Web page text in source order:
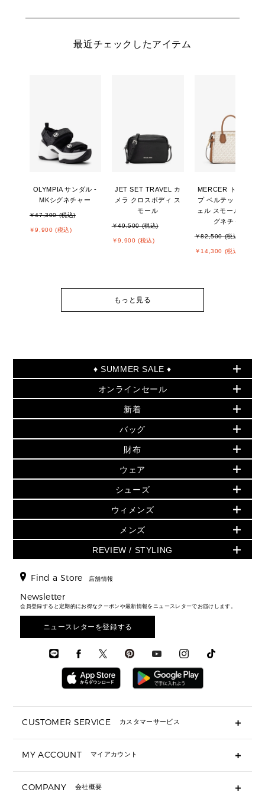
最近チェックしたアイテム
OLYMPIA サンダル -
MKシグネチャー
￥47,300 (税込)
￥9,900 (税込)
JET SET TRAVEL カ
メラ クロスボディ ス
モール
￥49,500 (税込)
￥9,900 (税込)
MERCER トップジッ
プ ベルテッド サッチ
ェル スモール - MKシ
グネチャー
￥82,500 (税込)
￥14,300 (税込)
もっと見る
♦ SUMMER SALE ♦
セールおすすめアイテム
▶ ウィメンズ
バッグ
小物
シューズ・靴
ウェア
アクセサリー
時計
▶ メンズ
バッグ
ウェア
アクセサリー
オンラインセール
PRODUCT OF THE MONTH - 今月の特別価格
再値下げアイテム
追加アイテム
▶ ウィメンズすべて(ウェア・シューズ除く)
バッグ
財布・小物
ウェア
シューズ
時計・ジュエリー
アクセサリー
メンズ バッグ
メンズ 財布・小物
メンズ シューズ
メンズ ウェア
メンズ 時計・その他
新着
夏のスタイル
▶ すべて
▶ ウィメンズすべて
財布・小物
アクセサリー
フレグランス
シューズ
▶ メンズすべて
メンズ財布・小物
メンズアクセサリー
メンズウェア
バッグ
人気の定番アイテム
日本限定 - バッグ
▶ ウィメンズすべて
トートバッグ
ショルダーバッグ
クロスボディ・斜め掛け
トラベル
3 IN 1 / 2 IN 1 バッグ
▶ メンズすべて
財布
日本限定 - 財布・小物
▶ ウィメンズすべて
GREENWICH
折り財布(二つ折り・三つ折り)
長財布
▶ メンズすべて
ウェア
▶ ウィメンズすべて
トップス
スカート・パンツ
ジャケット・アウター
▶ メンズすべて
シューズ
▶ ウィメンズすべて
サンダル
スニーカー
▶ メンズすべて
ウィメンズ
人気の定番アイテム
▶ ウィメンズすべて
▶ バッグすべて
通勤・通学アイテム
3 IN 1 バッグ
ミニ財布・フラグメントケース
▶ 小物すべて
定期ケース・カードケース・名刺入れ
メンズ
▶ メンズすべて
財布・小物
時計・ジュエリー
アクセサリー
REVIEW / STYLING
エディターレビュー
Find a Store 店舗情報
Newsletter
会員登録すると定期的にお得なクーポンや最新情報をニュースレターでお届けします。
ニュースレターを登録する
CUSTOMER SERVICE カスタマーサービス
ギフト用にラッピングができますか？
ショッピングバッグを購入商品分送ってもらえますか？
注文後に完了メールが受信できないのですが？
MY ACCOUNT マイアカウント
COMPANY 会社概要